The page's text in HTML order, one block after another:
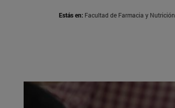
Estás en: Facultad de Farmacia y Nutrición